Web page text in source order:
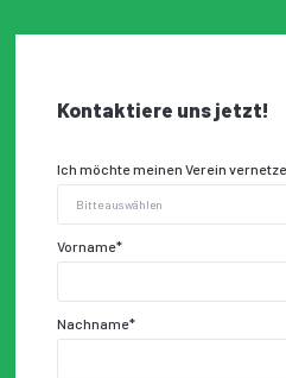
Kontaktiere uns jetzt!
Ich möchte meinen Verein
Vorname*
Nachname*